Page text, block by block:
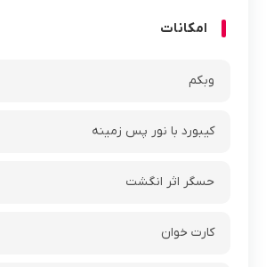
امکانات
وبکم
کيبورد با نور پس زمينه
حسگر اثر انگشت
کارت خوان